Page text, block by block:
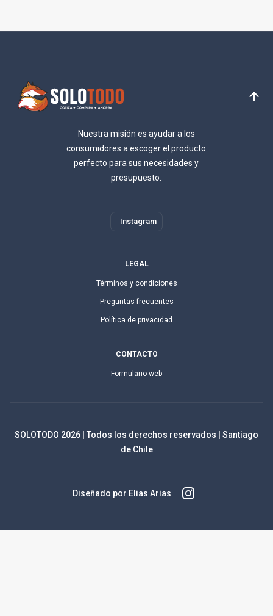
Nuestra misión es ayudar a los
consumidores a escoger el producto
perfecto para sus necesidades y
presupuesto.
Instagram
LEGAL
Términos y condiciones
Preguntas frecuentes
Política de privacidad
CONTACTO
Formulario web
SOLOTODO 2026 | Todos los derechos reservados | Santiago
de Chile
Diseñado por Elias Arias